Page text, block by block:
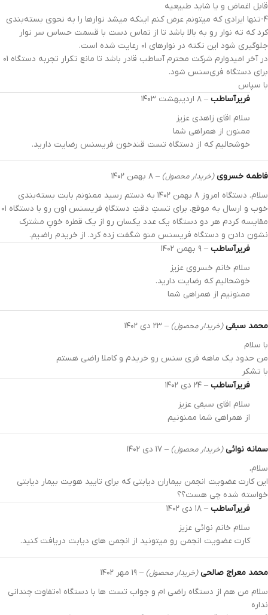
قابل اغماض و یا شاید طبیعیه
۴-تنها ایرادی که میتونم عرض کنم اینکه میشد نوارها را به نحوی بسته‌بندی
کرد که ته نوار رو به بالا باشد تا از تماس دست با قسمت حساس سر نوار
جلوگیری شود این نکته در نوارهای ۰۱ رعایت شده است.
در آخر امیدوارم شرکت محترم آساطب قادر باشد تا مانع تکرار تجربه دستگاه ۰۱
برای دستگاه فری‌سنس شود.
با سپاس
فریرآساطب – ۸ اردیبهشت ۱۴۰۳
سلام اقای زاهدی عزیز
ممنون از همراهی شما
خوشحالیم که از دستگاه تست قندخون فریسنس رضایت دارید.
فاطمه خسروی(خریدار محصول) – ۸ بهمن ۱۴۰۲
سلام. دستگاه امروز ۸ بهمن ۱۴۰۲ به دستم رسید ممنونم بابت بسته‌بندی
خوب و ارسال به موقع. برای تستِ دقتِ دستگاهِ فریسنس اون رو با دستگاه ۰۱
مقایسه کردم هر دو دستگاه یک عدد یکسان رو از یک قطره خونِ مشترک
نشون دادن و دستگاه فریسنس منو شگفت زده کرد. از خریدم راضیم.
فریرآساطب – ۹ بهمن ۱۴۰۲
سلام خانم خسروی عزیز
خوشحالیم که رضایت دارید.
ممنونیم از همراهی شما
محمد سبقی(خریدار محصول) – ۲۳ دی ۱۴۰۲
با سلام
من حدود یک ماهه فری سنس رو خریدم و کاملا راضی هستم
با تشکر
فریرآساطب – ۲۴ دی ۱۴۰۲
سلام اقای سبقی عزیز
از همراهی شما ممنونیم
سمانه نوائی(خریدار محصول) – ۱۷ دی ۱۴۰۲
سلام،
این کارت عضویت انجمن بیماران دیابتی که برای تایید هویت بیمار دیابتی
خواسته شده چی هست؟؟
فریرآساطب – ۱۸ دی ۱۴۰۲
سلام خانم نوائی عزیز
کارت عضویت انجمن رو میتونید از انجمن های دیابت دریافت کنید.
محمد معراج صالحی(خریدار محصول) – ۱۹ مهر ۱۴۰۲
سلام من هم از دستگاه راضی ام و جواب تست ها با دستگاه ۰۱تفاوت چندانی
نداره